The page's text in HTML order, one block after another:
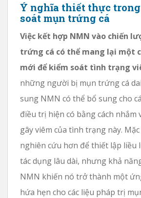
Ý nghĩa thiết thực
soát mụn trứng cá
Việc kết hợp NMN vào chiến
trứng cá có thể mang lại một
mới để kiểm soát tình trạng
những người bị mụn trứng cá
sung NMN có thể bổ sung cho
điều trị hiện có bằng cách nhắm
gây viêm của tình trạng này.
nghiên cứu hơn để thiết lập liều
tác dụng lâu dài, nhưng khả
NMN khiến nó trở thành một
hứa hẹn cho các liệu pháp trị